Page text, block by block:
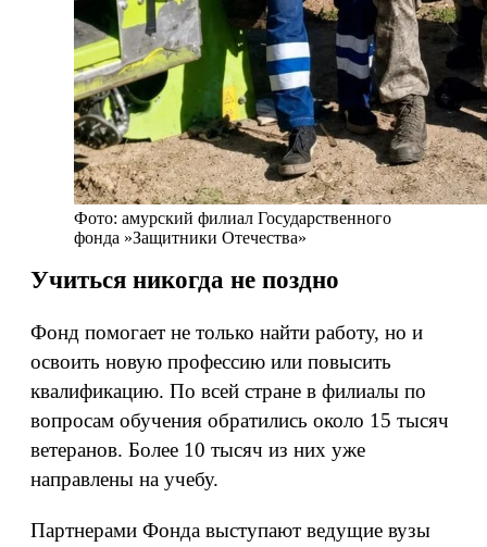
Фото: амурский филиал Государственного
фонда »Защитники Отечества»
Учиться никогда не поздно
Фонд помогает не только найти работу, но и
освоить новую профессию или повысить
квалификацию. По всей стране в филиалы по
вопросам обучения обратились около 15 тысяч
ветеранов. Более 10 тысяч из них уже
направлены на учебу.
Партнерами Фонда выступают ведущие вузы